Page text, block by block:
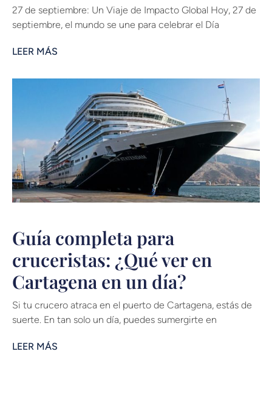
27 de septiembre: Un Viaje de Impacto Global Hoy, 27 de
septiembre, el mundo se une para celebrar el Día
LEER MÁS
Guía completa para
cruceristas: ¿Qué ver en
Cartagena en un día?
Si tu crucero atraca en el puerto de Cartagena, estás de
suerte. En tan solo un día, puedes sumergirte en
LEER MÁS